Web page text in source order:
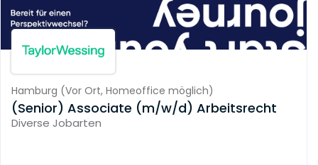
Hamburg (Vor Ort, Homeoffice möglich)
(Senior) Associate (m/w/d) Arbeitsrecht
Diverse Jobarten